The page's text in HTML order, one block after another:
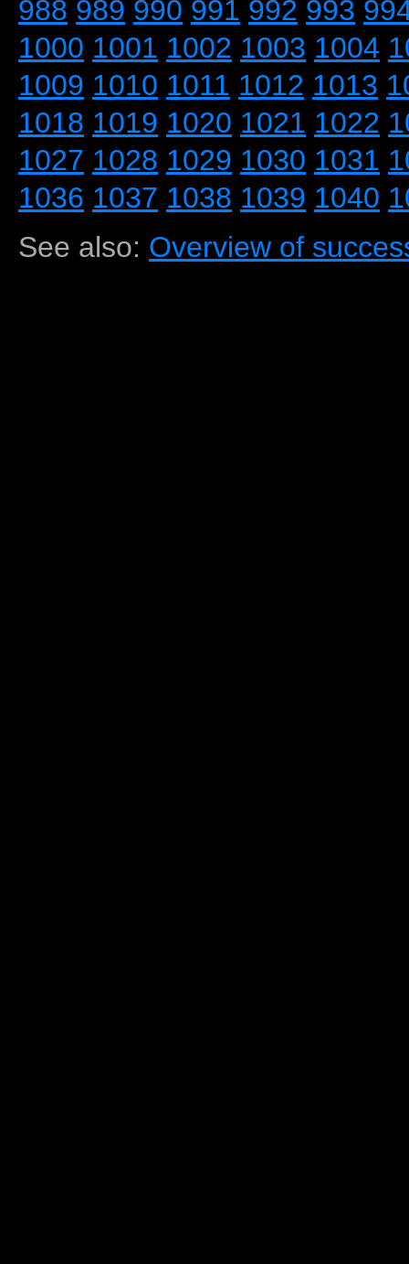
988 989 990 991 992 993
1000 1001 1002 1003 1004
1009 1010 1011 1012 1013
1018 1019 1020 1021 1022
1027 1028 1029 1030 1031
1036 1037 1038 1039 1040
See also: Overview of